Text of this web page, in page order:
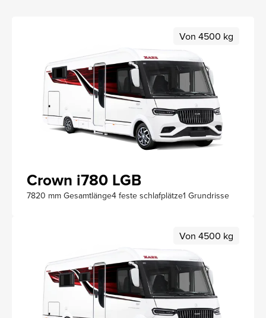
Von 4500 kg
Crown i780 LGB
7820 mm Gesamtlänge4 feste schlafplätze1 Grundrisse
Von 4500 kg